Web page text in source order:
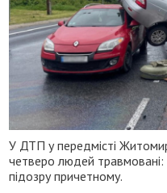
У ДТП у передмісті
четверо людей травмовані:
підозру причетному.